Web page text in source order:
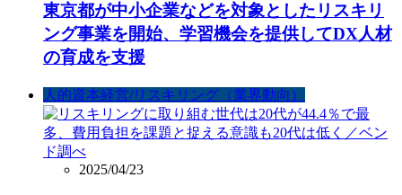
東京都が中小企業などを対象としたリスキリ
ング事業を開始、学習機会を提供してDX人材
の育成を支援
人的資本経営/リスキリング（業界動向）
2025/04/23